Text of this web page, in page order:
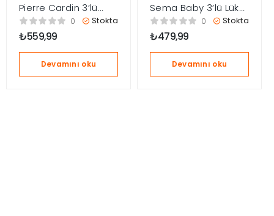
Pierre Cardin 3’lü
Alıştırma Külodu 10-
15kg – Beyaz
0 Stokta
₺559,99
Devamını oku
Sema Baby 3’lü Lüks
Alıştırma Külodu 10-
15 kg – Mavi
0 Stokta
₺479,99
Devamını oku